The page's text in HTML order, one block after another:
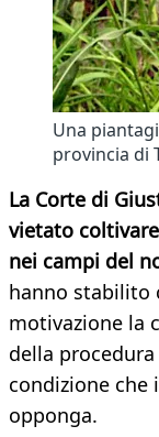
Una
provincia di
La Corte di
vietato
nei campi del
hanno stabilito
motivazione la
della
condizione che
opponga.